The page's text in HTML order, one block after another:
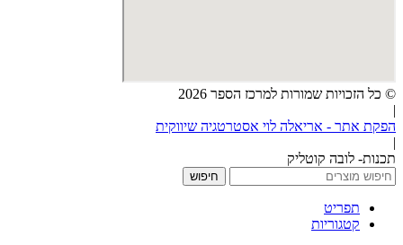
© כל הזכויות שמורות למרכז הספר 2026
|
הפקת אתר - אריאלה לוי אסטרטגיה שיווקית
|
תכנות- לובה קוטליק
חיפוש
תפריט
קטגוריות